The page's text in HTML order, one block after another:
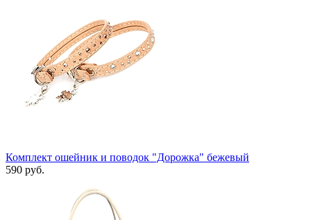
Комплект ошейник и поводок "Дорожка" бежевый
590 руб.